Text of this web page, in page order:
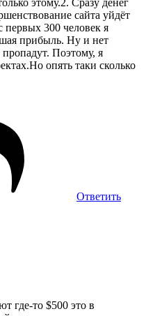
этому.2. Сразу денег
сайта уйдёт
первых 300 человек я
прибыль. Ну и нет
Поэтому, я
опять таки сколько
Ответить
где-то $500 это в